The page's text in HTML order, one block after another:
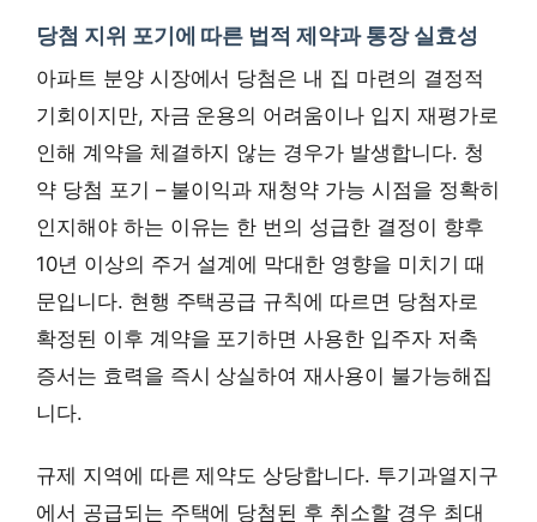
당첨 지위 포기에 따른 법적 제약과 통장 실효성
아파트 분양 시장에서 당첨은 내 집 마련의 결정적
기회이지만, 자금 운용의 어려움이나 입지 재평가로
인해 계약을 체결하지 않는 경우가 발생합니다. 청
약 당첨 포기 – 불이익과 재청약 가능 시점을 정확히
인지해야 하는 이유는 한 번의 성급한 결정이 향후
10년 이상의 주거 설계에 막대한 영향을 미치기 때
문입니다. 현행 주택공급 규칙에 따르면 당첨자로
확정된 이후 계약을 포기하면 사용한 입주자 저축
증서는 효력을 즉시 상실하여 재사용이 불가능해집
니다.
규제 지역에 따른 제약도 상당합니다. 투기과열지구
에서 공급되는 주택에 당첨된 후 취소할 경우 최대